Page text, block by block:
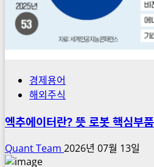
경제용어
해외주식
엑추에이터란? 뜻 로봇 핵심부
Quant Team 2026년 07월 13일